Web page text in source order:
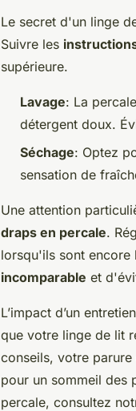
Le secret d'un linge
Suivre les
supérieure.
Lavage: La
détergent doux.
Séchage: Optez
sensation de
Une attention
draps en percale.
lorsqu'ils sont encore
incomparable et
L’impact d’un
que votre linge de lit
conseils, votre
pour un sommeil des
percale, consultez